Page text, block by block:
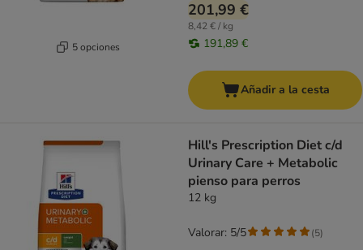
5 opciones
201,99 €
8,42 € / kg
191,89 €
Añadir a la cesta
Hill's Prescription Diet c/d
Urinary Care + Metabolic
pienso para perros
12 kg
Valorar: 5/5 (5)